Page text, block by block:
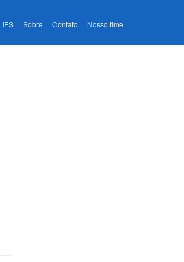
IES Sobre Contato Nosso time